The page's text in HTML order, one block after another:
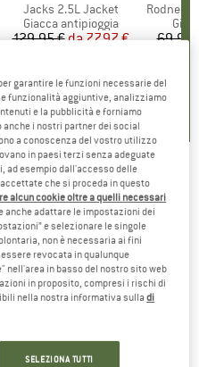
Articolo
Jacks 2.5L Jacket
Gruppo di prodotti
Giacca antipioggia
Prezzo
129,95 € Prezzo ridotto
da 77,97 €
0,0( 0)
Articolo
Rodney V2
69,95
Jacket -
garantire le funzioni necessarie del
funzionalità aggiuntive, analizziamo
e la pubblicità e forniamo
i nostri partner dei social
a conoscenza del vostro utilizzo
in paesi terzi senza adeguate
ad esempio dall'accesso delle
che si proceda in questo
alcun cookie oltre a quelli necessari
anche adattare le impostazioni dei
e selezionare le singole
non è necessaria ai fini
revocata in qualunque
nell'area in basso del nostro sito web
in proposito, compresi i rischi di
nella nostra informativa sulladi
SELEZIONA TUTTI